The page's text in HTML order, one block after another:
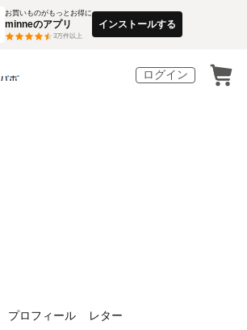
お買いものがもっとお得に
minneのアプリ
3万件以上
インストールする
ログイン
プロフィール レター